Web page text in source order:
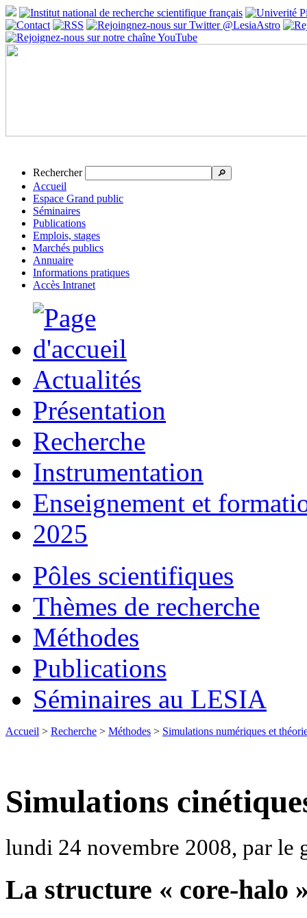
Rechercher 🔎
Accueil
Espace Grand public
Séminaires
Publications
Emplois, stages
Marchés publics
Annuaire
Informations pratiques
Accès Intranet
Actualités
Présentation
Recherche
Instrumentation
Enseignement et
2025
Pôles scientifiques
Thèmes de recherche
Méthodes
Publications
Séminaires au LESIA
Accueil > Recherche > Méthodes > Simulations numériques et
Simulations
lundi 24 novembre 2008, par le
La structure « core-halo